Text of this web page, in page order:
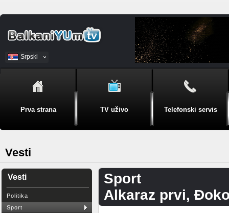
Srpski
BiH
Prva strana TV uživo Telefonski servis
Vesti
Vesti
Politika
Sport
Sport
Alkaraz prvi,